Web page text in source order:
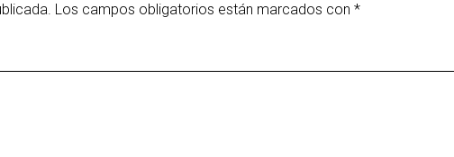
Los campos obligatorios están marcados con *